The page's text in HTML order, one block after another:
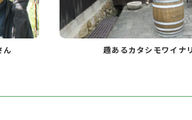
ん 趣あるカタシモワイナ